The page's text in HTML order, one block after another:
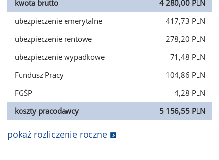
kwota brutto
4 280,00 PLN
ubezpieczenie emerytalne
417,73 PLN
ubezpieczenie rentowe
278,20 PLN
ubezpieczenie wypadkowe
71,48 PLN
Fundusz Pracy
104,86 PLN
FGŚP
4,28 PLN
koszty pracodawcy
5 156,55 PLN
pokaż rozliczenie roczne